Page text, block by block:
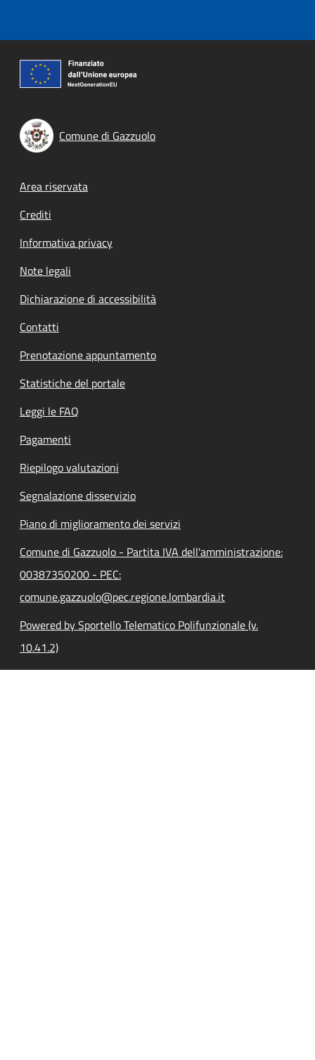
Comune di Gazzuolo
Footer menu
Area riservata
Crediti
Informativa privacy
Note legali
Dichiarazione di accessibilità
Contatti
Prenotazione appuntamento
Statistiche del portale
Leggi le FAQ
Pagamenti
Riepilogo valutazioni
Segnalazione disservizio
Piano di miglioramento dei servizi
Comune di Gazzuolo - Partita IVA dell'amministrazione:
00387350200 - PEC:
comune.gazzuolo@pec.regione.lombardia.it
Powered by Sportello Telematico Polifunzionale (v.
10.41.2)